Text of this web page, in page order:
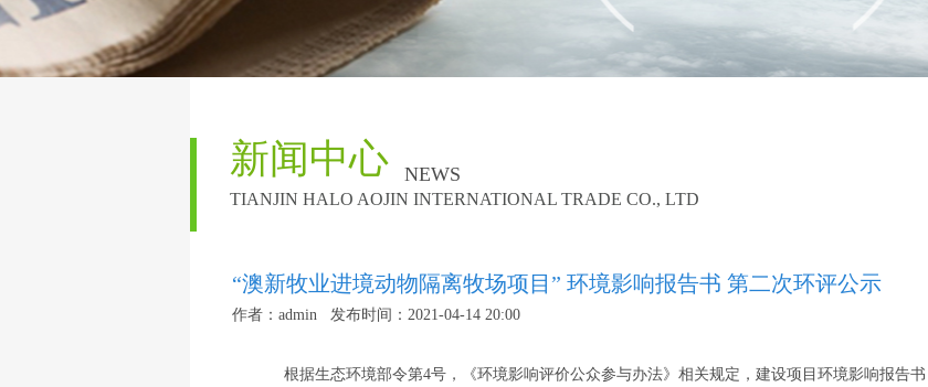
新闻中心 NEWS
TIANJIN HALO AOJIN INTERNATIONAL TRADE CO., LTD
“澳新牧业进境动物隔离牧场项目” 环境影响报告书 第二次环评公示
作者：admin 发布时间：2021-04-14 20:00
根据生态环境部令第4号，《环境影响评价公众参与办法》相关规定，建设项目环境影响报告书